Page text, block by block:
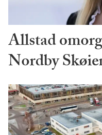
Allstad
Nordby